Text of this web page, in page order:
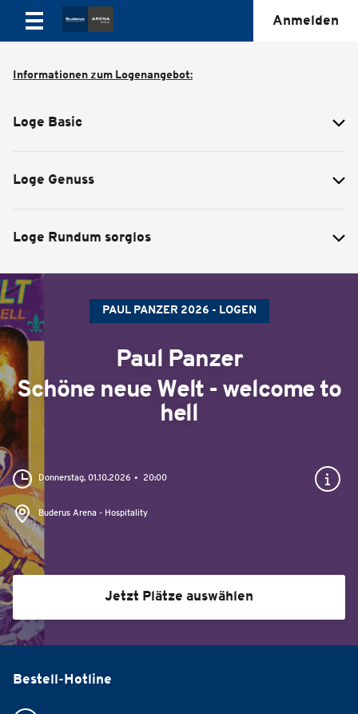
Anmelden
Informationen zum Logenangebot:
Loge Basic
Loge Genuss
Loge Rundum sorglos
PAUL PANZER 2026 - LOGEN
Paul Panzer
Schöne neue Welt - welcome to
hell
Donnerstag, 01.10.2026 20:00
Buderus Arena - Hospitality
Jetzt Plätze auswählen
Bestell-Hotline